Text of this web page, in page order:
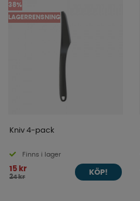
38%
LAGERRENSNING
Kniv 4-pack
Finns i lager
15 kr
24 kr
KÖP!